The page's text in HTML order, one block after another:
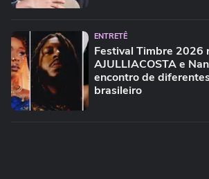
ENTRETÊ
Festival Timbre 2026
AJULLIACOSTA e
encontro de
brasileiro